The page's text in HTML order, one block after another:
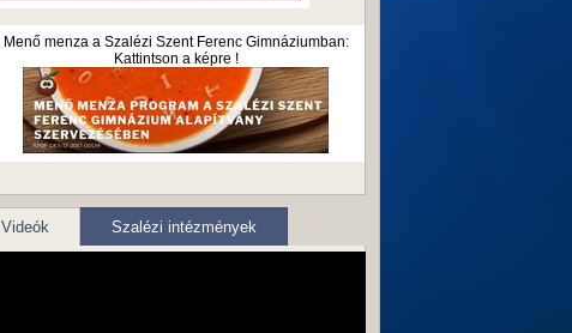
Menő menza a Szalézi Szent Ferenc Gimnáziumban:
Kattintson a képre !
Videók Szalézi intézmények